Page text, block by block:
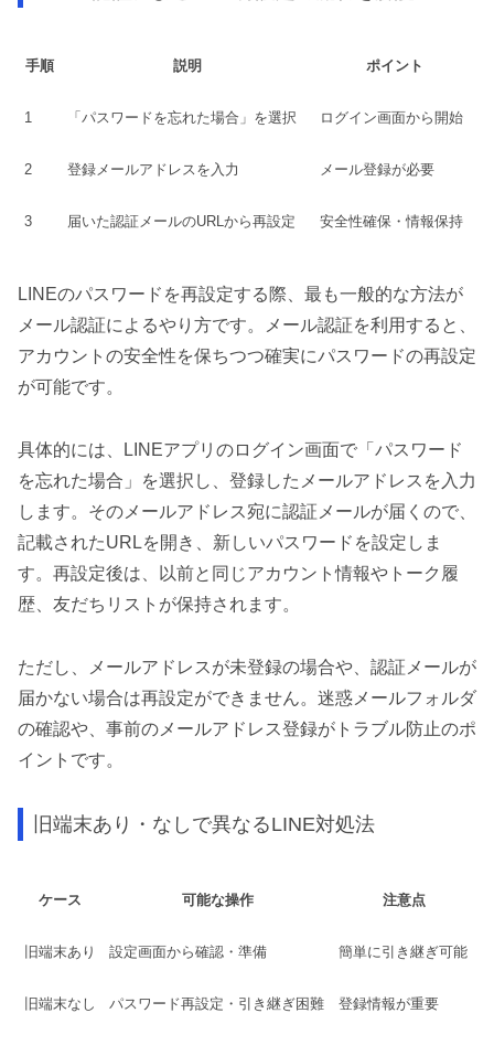
手順 説明 ポイント
1 「パスワードを忘れた場合」を選択 ログイン画面から開始
2 登録メールアドレスを入力 メール登録が必要
3 届いた認証メールのURLから再設定 安全性確保・情報保持
LINEのパスワードを再設定する際、最も一般的な方法が
メール認証によるやり方です。メール認証を利用すると、
アカウントの安全性を保ちつつ確実にパスワードの再設定
が可能です。
具体的には、LINEアプリのログイン画面で「パスワード
を忘れた場合」を選択し、登録したメールアドレスを入力
します。そのメールアドレス宛に認証メールが届くので、
記載されたURLを開き、新しいパスワードを設定しま
す。再設定後は、以前と同じアカウント情報やトーク履
歴、友だちリストが保持されます。
ただし、メールアドレスが未登録の場合や、認証メールが
届かない場合は再設定ができません。迷惑メールフォルダ
の確認や、事前のメールアドレス登録がトラブル防止のポ
イントです。
旧端末あり・なしで異なるLINE対処法
ケース 可能な操作 注意点
旧端末あり 設定画面から確認・準備 簡単に引き継ぎ可能
旧端末なし パスワード再設定・引き継ぎ困難 登録情報が重要